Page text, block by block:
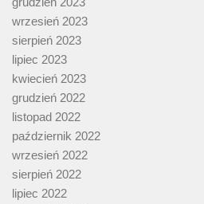
wrzesień 2023
sierpień 2023
lipiec 2023
kwiecień 2023
grudzień 2022
listopad 2022
październik 2022
wrzesień 2022
sierpień 2022
lipiec 2022